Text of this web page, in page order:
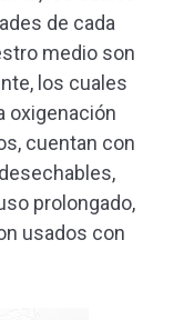
de cada
medio son
los cuales
oxigenación
cuentan con
prolongado,
usados con